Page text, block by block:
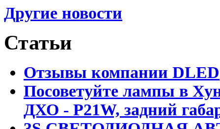
Другие новости
Статьи
Отзывы компании DLED
Посоветуйте лампы в
ДХО - P21W, задний